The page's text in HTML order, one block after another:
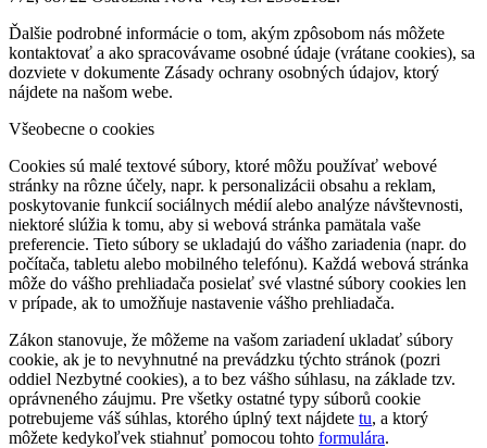
Ďalšie podrobné informácie o tom, akým zpôsobom nás môžete
kontaktovať a ako spracovávame osobné údaje (vrátane cookies), sa
dozviete v dokumente Zásady ochrany osobných údajov, ktorý
nájdete na našom webe.
Všeobecne o cookies
Cookies sú malé textové súbory, ktoré môžu používať webové
stránky na rôzne účely, napr. k personalizácii obsahu a reklam,
poskytovanie funkcií sociálnych médií alebo analýze návštevnosti,
niektoré slúžia k tomu, aby si webová stránka pamätala vaše
preferencie. Tieto súbory se ukladajú do vášho zariadenia (napr. do
počítača, tabletu alebo mobilného telefónu). Každá webová stránka
môže do vášho prehliadača posielať své vlastné súbory cookies len
v prípade, ak to umožňuje nastavenie vášho prehliadača.
Zákon stanovuje, že môžeme na vašom zariadení ukladať súbory
cookie, ak je to nevyhnutné na prevádzku týchto stránok (pozri
oddiel Nezbytné cookies), a to bez vášho súhlasu, na základe tzv.
oprávneného záujmu. Pre všetky ostatné typy súborů cookie
potrebujeme váš súhlas, ktorého úplný text nájdete tu, a ktorý
môžete kedykoľvek stiahnuť pomocou tohto formulára.